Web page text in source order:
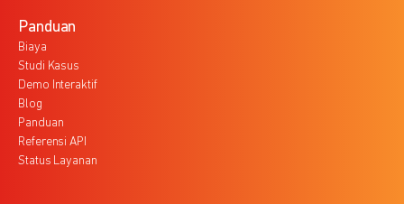
Panduan
Biaya
Studi Kasus
Demo Interaktif
Blog
Panduan
Referensi API
Status Layanan